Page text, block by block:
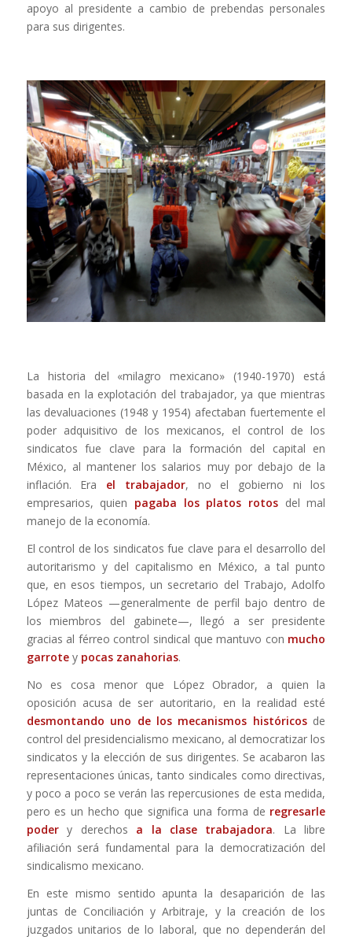
apoyo al presidente a cambio de prebendas personales
para sus dirigentes.
La historia del «milagro mexicano» (1940-1970) está
basada en la explotación del trabajador, ya que mientras
las devaluaciones (1948 y 1954) afectaban fuertemente el
poder adquisitivo de los mexicanos, el control de los
sindicatos fue clave para la formación del capital en
México, al mantener los salarios muy por debajo de la
inflación. Era el trabajador, no el gobierno ni los
empresarios, quien pagaba los platos rotos del mal
manejo de la economía.
El control de los sindicatos fue clave para el desarrollo del
autoritarismo y del capitalismo en México, a tal punto
que, en esos tiempos, un secretario del Trabajo, Adolfo
López Mateos —generalmente de perfil bajo dentro de
los miembros del gabinete—, llegó a ser presidente
gracias al férreo control sindical que mantuvo con mucho
garrotey pocas zanahorias.
No es cosa menor que López Obrador, a quien la
oposición acusa de ser autoritario, en la realidad esté
desmontando uno de los mecanismos históricosde
control del presidencialismo mexicano, al democratizar los
sindicatos y la elección de sus dirigentes. Se acabaron las
representaciones únicas, tanto sindicales como directivas,
y poco a poco se verán las repercusiones de esta medida,
pero es un hecho que significa una forma de regresarle
podery derechos a la clase trabajadora. La libre
afiliación será fundamental para la democratización del
sindicalismo mexicano.
En este mismo sentido apunta la desaparición de las
juntas de Conciliación y Arbitraje, y la creación de los
juzgados unitarios de lo laboral, que no dependerán del